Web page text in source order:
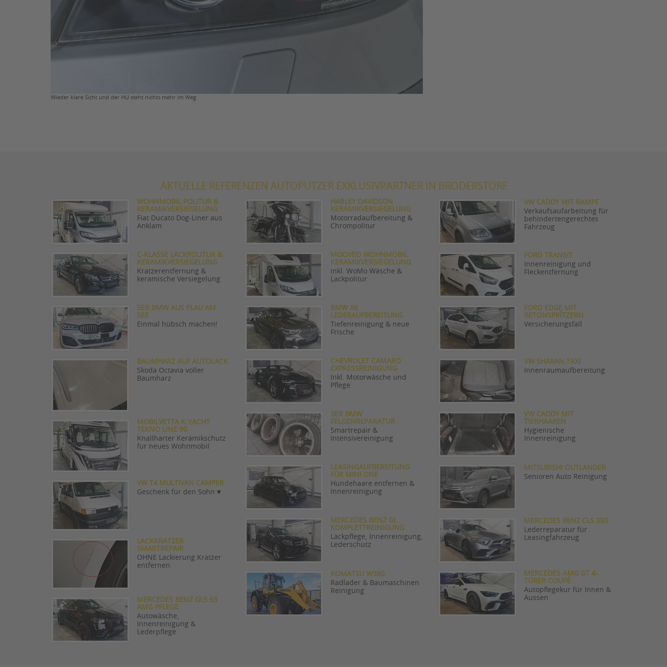
Wieder klare Sicht und der HU steht nichts mehr im Weg
AKTUELLE REFERENZEN AUTOPUTZER EXKLUSIVPARTNER IN BRODERSTORF
WOHNMOBIL POLITUR &
KERAMIKVERSIEGELUNG
Fiat Ducato Dog-Liner aus
Anklam
C-KLASSE LACKPOLITUR &
KERAMIKVERSIEGELUNG
Kratzerentfernung &
keramische Versiegelung
5ER BMW AUS PLAU AM
SEE
Einmal hübsch machen!
BAUMHARZ AUF AUTOLACK
Skoda Octavia voller
Baumharz
MOBILVETTA K-YACHT
TEKNO LINE 90
Knallharter Keramikschutz
für neues Wohnmobil
VW T4 MULTIVAN CAMPER
Geschenk für den Sohn ♥️
LACKKRATZER
SMARTREPAIR
OHNE Lackierung Kratzer
entfernen
MERCEDES BENZ GLS 63
AMG PFLEGE
Autowäsche,
Innenreinigung &
Lederpflege
HARLEY DAVIDSON
KERAMIKVERSIEGELUNG
Motorradaufbereitung &
Chrompolitur
MOOVEO WOHNMOBIL
KERAMIKVERSIEGELUNG
inkl. WoMo Wäsche &
Lackpolitur
BMW X6
LEDERAUFBEREITUNG
Tiefenreinigung & neue
Frische
CHEVROLET CAMARO
EXPRESSREINIGUNG
Inkl. Motorwäsche und
Pflege
3ER BMW
FELGENREPARATUR
Smartrepair &
Intensivereinigung
LEASINGAUFBEREITUNG
FÜR MINI ONE
Hundehaare entfernen &
Innenreinigung
MERCEDES BENZ GL
KOMPLETTREINIGUNG
Lackpflege, Innenreinigung,
Lederschutz
KOMATSU W380
Radlader & Baumaschinen
Reinigung
VW CADDY MIT RAMPE
Verkaufsaufarbeitung für
behindertengerechtes
Fahrzeug
FORD TRANSIT
Innenreinigung und
Fleckentfernung
FORD EDGE MIT
BETONSPRÍTZERN
Versicherungsfall
VW SHARAN TAXI
Innenraumaufbereitung
VW CADDY MIT
TIERHAAREN
Hygienische
Innenreinigung
MITSUBISHI OUTLANDER
Senioren Auto Reinigung
MERCEDES BENZ CLS 350
Lederreparatur für
Leasingfahrzeug
MERCEDES-AMG GT 4-
TÜRER COUPÉ
Autopflegekur für Innen &
Aussen